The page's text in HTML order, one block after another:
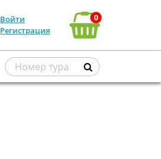
Войти
Регистрация
0